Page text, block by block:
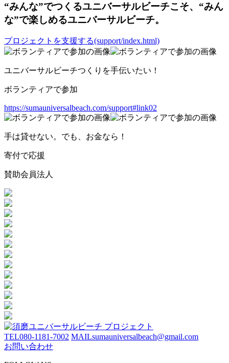
“みんな”でつくるユニバーサルビーチこそ、“みん
な”で楽しめるユニバーサルビーチ。
プロジェクトを支援する(support/index.html)
ユニバーサルビーチつくりを手伝いたい！
ボランティアで参加
https://sumauniversalbeach.com/support#link02
手は貸せない。でも、お金なら！
寄付で応援
賛助会員法人
TEL080-1181-7002 MAILsumauniversalbeach@gmail.com
お問い合わせ